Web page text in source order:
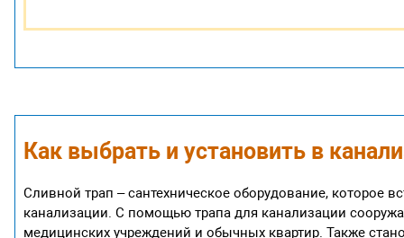
Как выбрать и установить в
Сливной трап – сантехническое оборудование, которое
канализации. С помощью трапа для канализации
медицинских учреждений и обычных квартир. Также